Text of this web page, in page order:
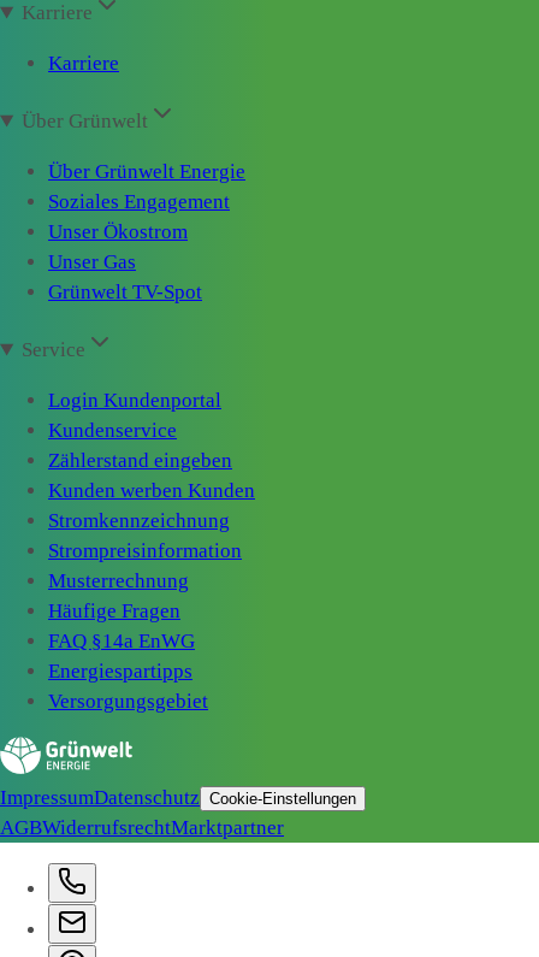
Karriere
Karriere
Über Grünwelt
Über Grünwelt Energie
Soziales Engagement
Unser Ökostrom
Unser Gas
Grünwelt TV-Spot
Service
Login Kundenportal
Kundenservice
Zählerstand eingeben
Kunden werben Kunden
Stromkennzeichnung
Strompreisinformation
Musterrechnung
Häufige Fragen
FAQ §14a EnWG
Energiespartipps
Versorgungsgebiet
ImpressumDatenschutz Cookie-Einstellungen
AGBWiderrufsrechtMarktpartner